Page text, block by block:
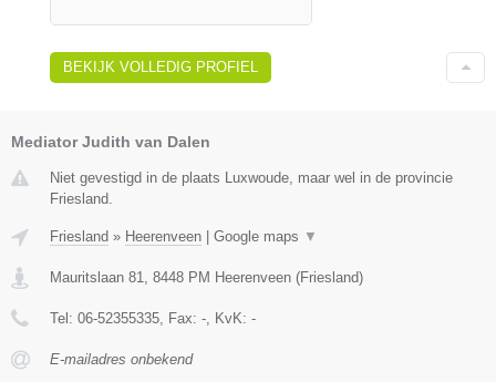
BEKIJK VOLLEDIG PROFIEL
Mediator Judith van Dalen
Niet gevestigd in de plaats Luxwoude, maar wel in de provincie
Friesland.
Friesland » Heerenveen Google maps ▼
Mauritslaan 81 8448 PM Heerenveen (Friesland)
Tel: 06-52355335 , Fax: - , KvK: -
E-mailadres onbekend